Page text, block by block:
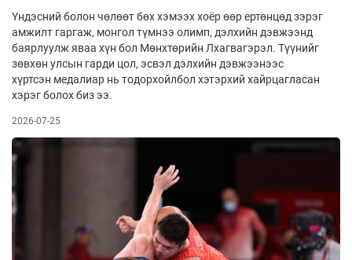
Үндэсний болон чөлөөт бөх хэмээх хоёр өөр ертөнцөд зэрэг
амжилт гар­гаж, монгол түмнээ олимп, дэл­хийн дэв­жээнд
баяр­луулж яваа хүн бол Мөнх­төрийн Лхаг­ва­­гэ­рэл. Түүнийг
зөвхөн улсын гарди цол, эс­вэл дэлхийн дэвжээнээс
хүртсэн медалиар нь тодор­хойлбол хэтэрхий хайрцагласан
хэрэг бо­­лох биз ээ.
2026-07-25